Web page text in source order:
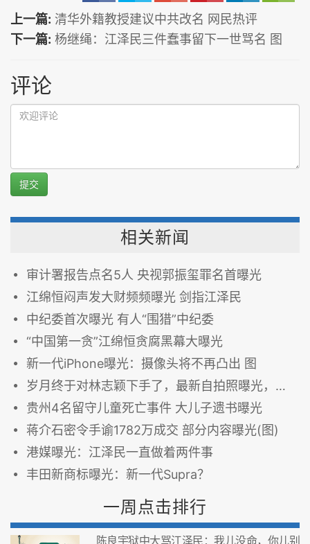
上一篇: 清华外籍教授建议中共改名 网民热评
下一篇: 杨继绳：江泽民三件蠢事留下一世骂名 图
评论
提交
相关新闻
审计署报告点名5人 央视郭振玺罪名首曝光
江绵恒闷声发大财频频曝光 剑指江泽民
中纪委首次曝光 有人“围猎”中纪委
“中国第一贪”江绵恒贪腐黑幕大曝光
新一代iPhone曝光：摄像头将不再凸出 图
岁月终于对林志颖下手了，最新自拍照曝光，网友纷纷围观调侃
贵州4名留守儿童死亡事件 大儿子遗书曝光
蒋介石密令手谕1782万成交 部分内容曝光(图)
港媒曝光：江泽民一直做着两件事
丰田新商标曝光：新一代Supra？
一周点击排行
陈良宇狱中大骂江泽民：我儿没命，你儿别